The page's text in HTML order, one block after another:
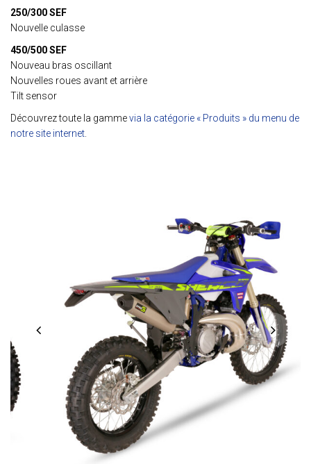
250/300 SEF
Nouvelle culasse
450/500 SEF
Nouveau bras oscillant
Nouvelles roues avant et arrière
Tilt sensor
Découvrez toute la gammevia la catégorie « Produits » du menu de
notre site internet